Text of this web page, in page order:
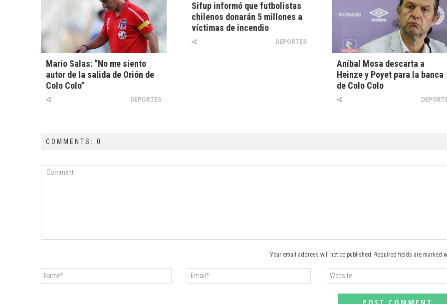
Mario Salas: “No me siento
autor de la salida de Orión de
Colo Colo”
DEPORTES
Sifup informó que futbolistas
chilenos donarán 5 millones a
víctimas de incendio
DEPORTES
Aníbal Mosa descarta a
Heinze y Poyet para la banca
de Colo Colo
COMMENTS: 0
Your email address will not be published. Required fields are marked